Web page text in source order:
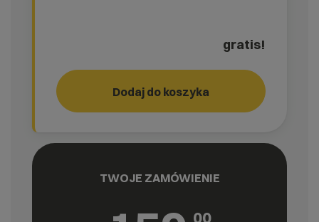
gratis!
Dodaj do koszyka Przeniesienie
TWOJE ZAMÓWIENIE
00